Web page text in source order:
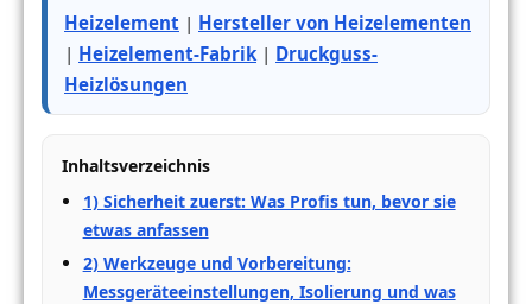
Heizelement | Hersteller von Heizelementen
| Heizelement-Fabrik| Druckguss-
Heizlösungen
Inhaltsverzeichnis
1) Sicherheit zuerst: Was Profis tun, bevor sie
etwas anfassen
2) Werkzeuge und Vorbereitung:
Messgeräteeinstellungen, Isolierung und was